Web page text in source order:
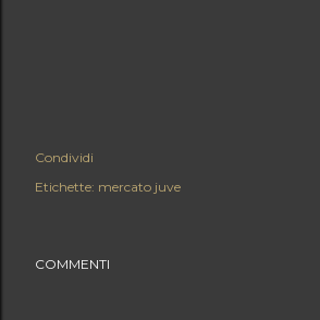
Condividi
Etichette: mercato juve
COMMENTI